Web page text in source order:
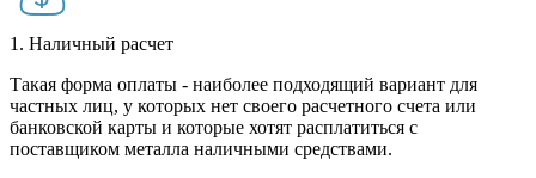
1. Наличный расчет
Такая форма оплаты - наиболее подходящий вариант для
частных лиц, у которых нет своего расчетного счета или
банковской карты и которые хотят расплатиться с
поставщиком металла наличными средствами.